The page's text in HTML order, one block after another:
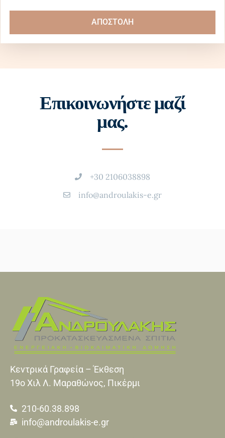
ΑΠΟΣΤΟΛΗ
Επικοινωνήστε μαζί
μας.
+30 2106038898
info@androulakis-e.gr
Κεντρικά Γραφεία – Έκθεση
19o Xιλ Λ. Μαραθώνος, Πικέρμι
210-60.38.898
info@androulakis-e.gr